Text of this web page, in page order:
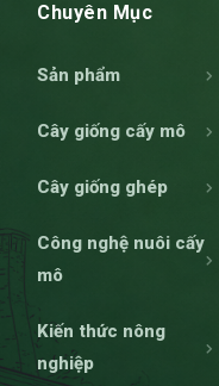
Chuyên Mục
Sản phẩm
Cây giống cấy mô
Cây giống ghép
Công nghệ nuôi cấy
mô
Kiến thức nông
nghiệp